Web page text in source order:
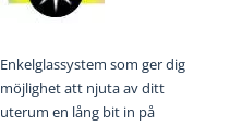
Enkelglassystem som ger dig
möjlighet att njuta av ditt
uterum en lång bit in på